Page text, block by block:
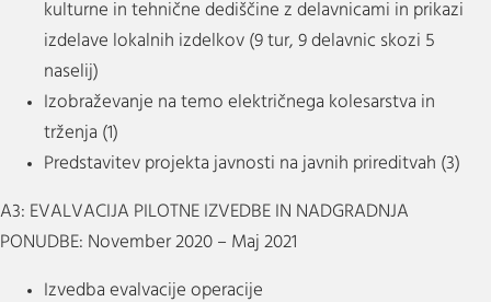
kulturne in tehnične dediščine z delavnicami in prikazi
izdelave lokalnih izdelkov (9 tur, 9 delavnic skozi 5
naselij)
Izobraževanje na temo električnega kolesarstva in
trženja (1)
Predstavitev projekta javnosti na javnih prireditvah (3)
A3: EVALVACIJA PILOTNE IZVEDBE IN NADGRADNJA
PONUDBE: November 2020 – Maj 2021
Izvedba evalvacije operacije